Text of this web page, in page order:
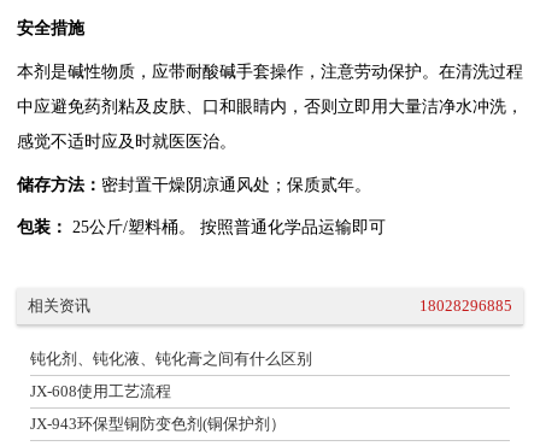
安全措施
本剂是碱性物质，应带耐酸碱手套操作，注意劳动保护。在清洗过程
中应避免药剂粘及皮肤、口和眼睛内，否则立即用大量洁净水冲洗，
感觉不适时应及时就医医治。
储存方法： 密封置干燥阴凉通风处；保质贰年。
包装： 25公斤/塑料桶。 按照普通化学品运输即可
相关资讯 18028296885
钝化剂、钝化液、钝化膏之间有什么区别
JX-608使用工艺流程
JX-943环保型铜防变色剂(铜保护剂）